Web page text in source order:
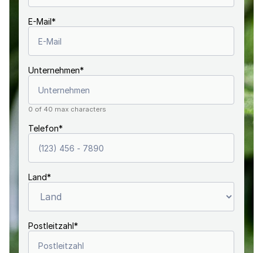
E-Mail*
Unternehmen*
0 of 40 max characters
Telefon*
Land*
Postleitzahl*